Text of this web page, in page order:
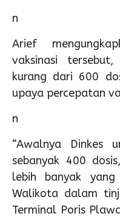
n
Arief
vaksinasi
kurang dari 600
upaya percepatan
n
“Awalnya Dinkes
sebanyak 400
lebih banyak yang
Walikota dalam
Terminal Poris